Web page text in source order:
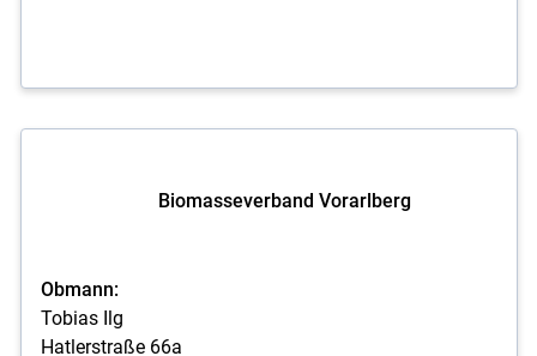
Biomasseverband Vorarlberg
Obmann:
Tobias Ilg
Hatlerstraße 66a